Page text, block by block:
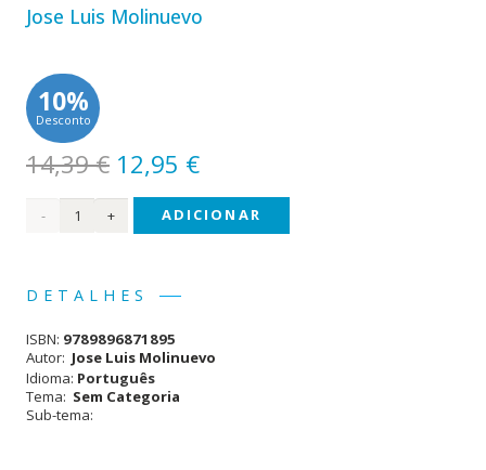
Jose Luis Molinuevo
10%
Desconto
14,39€ O
preço
original
14,39 €.
12,95 €O
preço
atual
Quantidade
Alzheimer
ADICIONAR
DETALHES
ISBN: 9789896871895
Autor: Jose Luis Molinuevo
Idioma: Português
Tema: Sem Categoria
Sub-tema: